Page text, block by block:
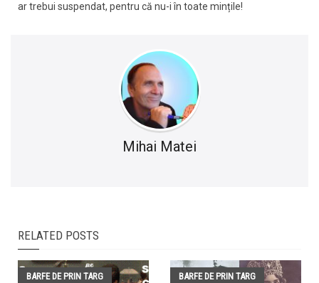
ar trebui suspendat, pentru că nu-i în toate mințile!
Mihai Matei
RELATED POSTS
BARFE DE PRIN TARG BARFE DE PRIN TARG